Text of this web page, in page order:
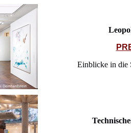
Einblicke in die